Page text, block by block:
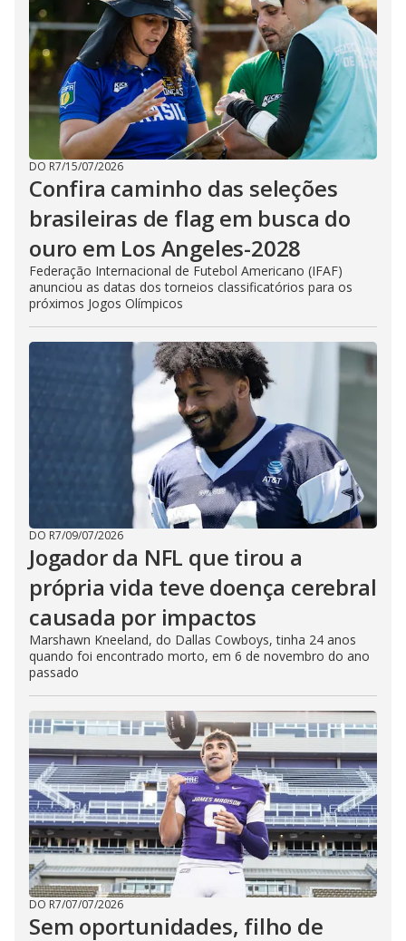
DO R7/15/07/2026
Confira caminho das seleções
brasileiras de flag em busca do
ouro em Los Angeles-2028
Federação Internacional de Futebol Americano (IFAF)
anunciou as datas dos torneios classificatórios para os
próximos Jogos Olímpicos
DO R7/09/07/2026
Jogador da NFL que tirou a
própria vida teve doença cerebral
causada por impactos
Marshawn Kneeland, do Dallas Cowboys, tinha 24 anos
quando foi encontrado morto, em 6 de novembro do ano
passado
DO R7/07/07/2026
Sem oportunidades, filho de